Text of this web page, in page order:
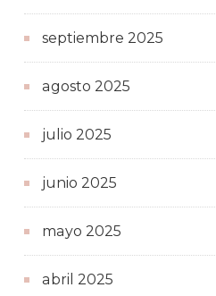
septiembre 2025
agosto 2025
julio 2025
junio 2025
mayo 2025
abril 2025